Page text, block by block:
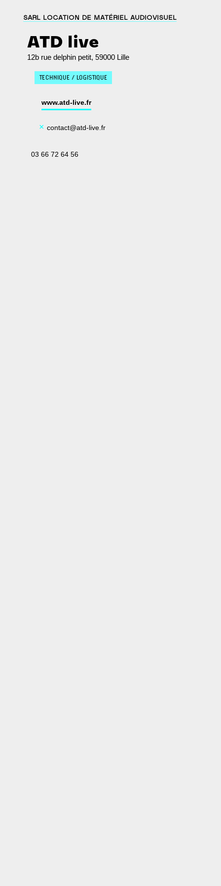
SARL LOCATION DE MATÉRIEL AUDIOVISUEL
ATD live
12b rue delphin petit, 59000 Lille
TECHNIQUE / LOGISTIQUE
www.atd-live.fr
× contact@atd-live.fr
03 66 72 64 56